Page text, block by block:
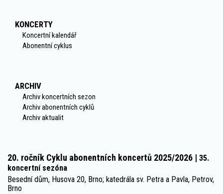
KONCERTY
Koncertní kalendář
Abonentní cyklus
ARCHIV
Archiv koncertních sezon
Archiv abonentních cyklů
Archiv aktualit
20. ročník Cyklu abonentních koncertů 2025/2026 | 35.
koncertní sezóna
Besední dům, Husova 20, Brno; katedrála sv. Petra a Pavla, Petrov,
Brno